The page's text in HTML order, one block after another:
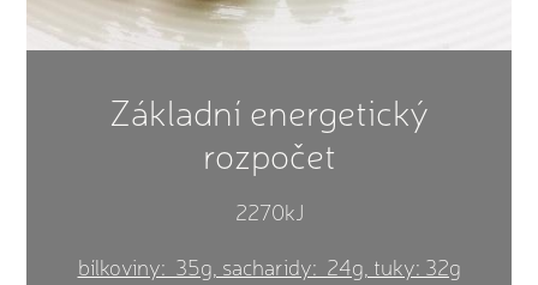
Základní energetický
rozpočet
2270kJ
bílkoviny: 35g, sacharidy: 24g, tuky: 32g